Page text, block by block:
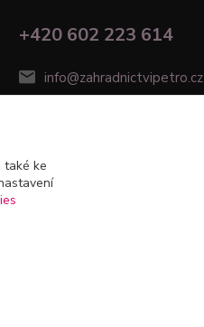
+420 602 223 614
info@zahradnictvipetro.cz
také ke